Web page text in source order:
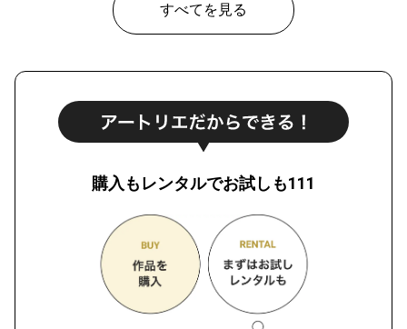
すべてを見る
購入もレンタルでお試しも111